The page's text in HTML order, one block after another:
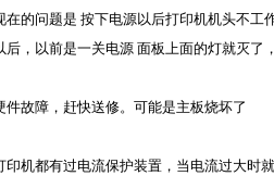
在的问题是 按下电源以后打印机机头不工
后，以前是一关电源 面板上面的灯就灭
件故障，赶快送修。可能是主板烧坏了
印机都有过电流保护装置，当电流过大时